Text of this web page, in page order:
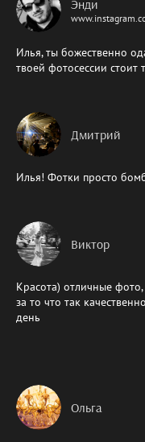
Энди
Илья, ты божественно
твоей фотосессии стоит
Дмитрий
Илья! Фотки просто
Виктор
Красота) отличные
за то что так
день
Ольга